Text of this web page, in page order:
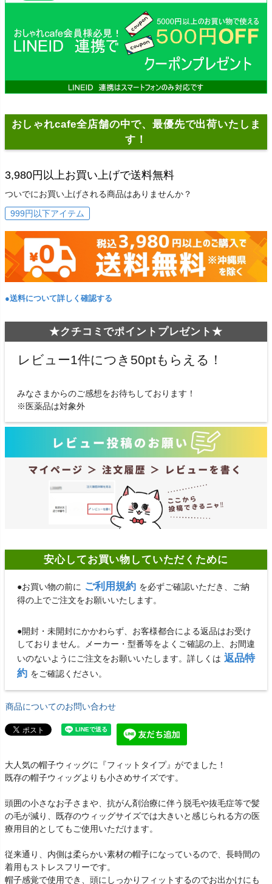
おしゃれcafe全店舗の中で、最優先で出荷いたしま
す！
3,980円以上お買い上げで送料無料
ついでにお買い上げされる商品はありませんか？
999円以下アイテム
●送料について詳しく確認する
★クチコミでポイントプレゼント★
レビュー1件につき50ptもらえる！
みなさまからのご感想をお待ちしております！
※医薬品は対象外
安心してお買い物していただくために
●お買い物の前に ご利用規約 を必ずご確認いただき、ご納
得の上でご注文をお願いいたします。
●開封・未開封にかかわらず、お客様都合による返品はお受け
しておりません。メーカー・型番等をよくご確認の上、お間違
いのないようにご注文をお願いいたします。詳しくは 返品特
約 をご確認ください。
商品についてのお問い合わせ
大人気の帽子ウィッグに『フィットタイプ』がでました！
既存の帽子ウィッグよりも小さめサイズです。
頭囲の小さなお子さまや、抗がん剤治療に伴う脱毛や抜毛症等で髪
の毛が減り、既存のウィッグサイズでは大きいと感じられる方の医
療用目的としてもご使用いただけます。
従来通り、内側は柔らかい素材の帽子になっているので、長時間の
着用もストレスフリーです。
帽子感覚で使用でき、頭にしっかりフィットするのでお出かけにも